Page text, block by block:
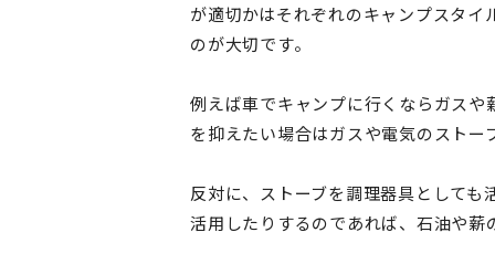
が適切かはそれぞれのキャンプスタ
のが大切です。
例えば車でキャンプに行くならガス
を抑えたい場合はガスや電気のストー
反対に、ストーブを調理器具として
活用したりするのであれば、石油や薪